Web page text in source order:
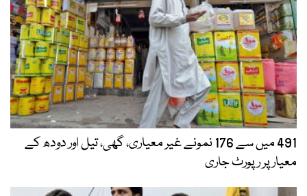
491 میں سے 176 نمونے غیر معیاری، گھی، تیل اور دودھ کے
معیار پر رپورٹ جاری